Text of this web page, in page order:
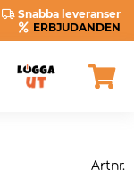
Snabba leveranser
ERBJUDANDEN
Artnr.